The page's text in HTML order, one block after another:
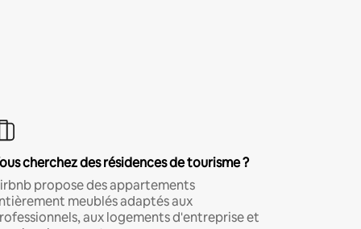
cherchez des résidences de tourisme ?
propose des appartements
meublés adaptés aux
aux logements d'entreprise et